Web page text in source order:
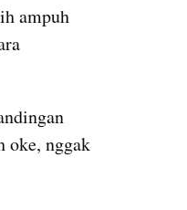
ampuh
oke, nggak